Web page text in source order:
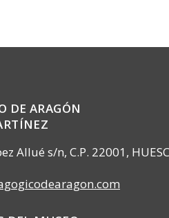
DE ARAGÓN
Allué s/n, C.P. 22001,